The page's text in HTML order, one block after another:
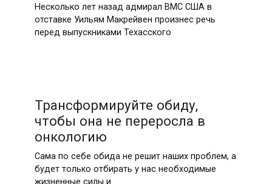
Несколько лет назад адмирал ВМС США в
отставке Уильям Макрейвен произнес речь
перед выпускниками Техасского
Трансформируйте обиду,
чтобы она не переросла в
онкологию
Сама по себе обида не решит наших проблем, а
будет только отбирать у нас необходимые